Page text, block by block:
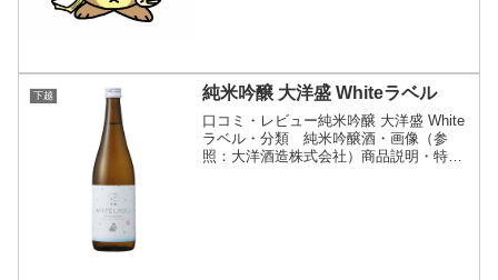
下越 純米吟醸 大洋盛 Whiteラベル
口コミ・レビュー純米吟醸 大洋盛 White
ラベル・分類 純米吟醸酒・画像（参
照：大洋酒造株式会社）商品説明・特徴